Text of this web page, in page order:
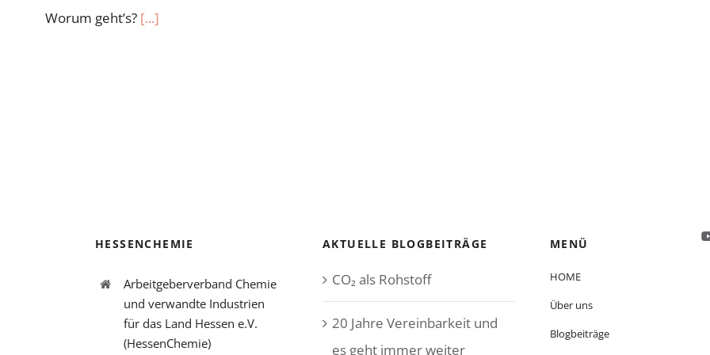
Worum geht’s? [...]
HESSENCHEMIE
Arbeitgeberverband Chemie
und verwandte Industrien
für das Land Hessen e.V.
(HessenChemie)
AKTUELLE BLOGBEITRÄGE
CO₂ als Rohstoff
20 Jahre Vereinbarkeit und
es geht immer weiter
MENÜ
HOME
Über uns
Blogbeiträge